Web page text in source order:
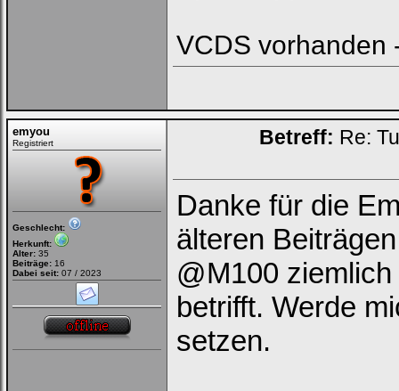
VCDS vorhanden
emyou
Registriert
Geschlecht:
Herkunft:
Alter: 35
Beiträge: 16
Dabei seit: 07 / 2023
Betreff: Re:
Danke für die
älteren
@M100
betrifft. Werde
setzen.